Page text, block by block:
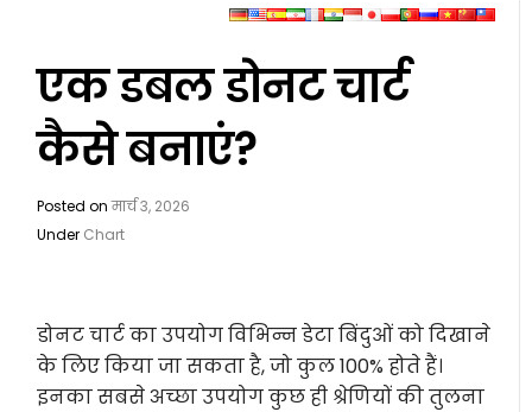
एक डबल डोनट चार्ट
कैसे बनाएं?
Posted onमार्च 3, 2026
Under Chart
डोनट चार्ट का उपयोग विभिन्न डेटा बिंदुओं को दिखाने
के लिए किया जा सकता है, जो कुल 100% होते हैं।
इनका सबसे अच्छा उपयोग कुछ ही श्रेणियों की तुलना